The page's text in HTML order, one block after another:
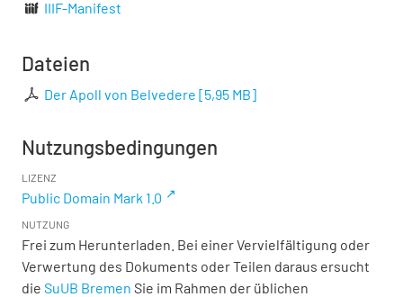
IIIF-Manifest
Dateien
Der Apoll von Belvedere [5,95 MB]
Nutzungsbedingungen
LIZENZ
Public Domain Mark 1.0
NUTZUNG
Frei zum Herunterladen. Bei einer Vervielfältigung oder
Verwertung des Dokuments oder Teilen daraus ersucht
die SuUB Bremen Sie im Rahmen der üblichen